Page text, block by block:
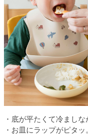
・底が平たくて冷ましな
・お皿にラップがピタッ